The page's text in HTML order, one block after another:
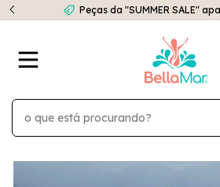
Peças da "SUMMER SALE"